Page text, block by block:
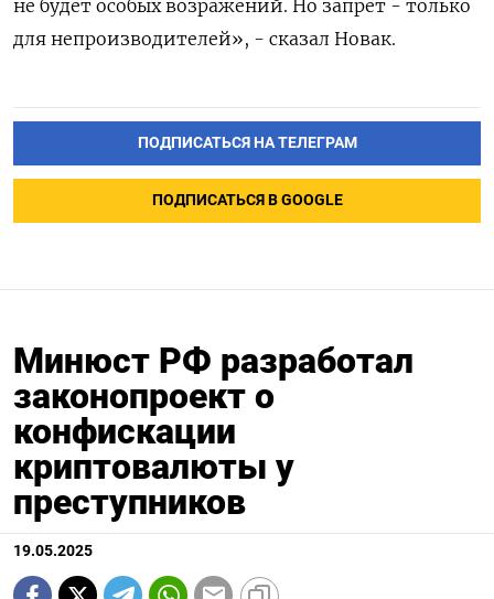
не будет особых возражений. Но запрет - только
для непроизводителей», - сказал Новак.
ПОДПИСАТЬСЯ НА ТЕЛЕГРАМ
ПОДПИСАТЬСЯ В GOOGLE
Минюст РФ разработал
законопроект о
конфискации
криптовалюты у
преступников
19.05.2025